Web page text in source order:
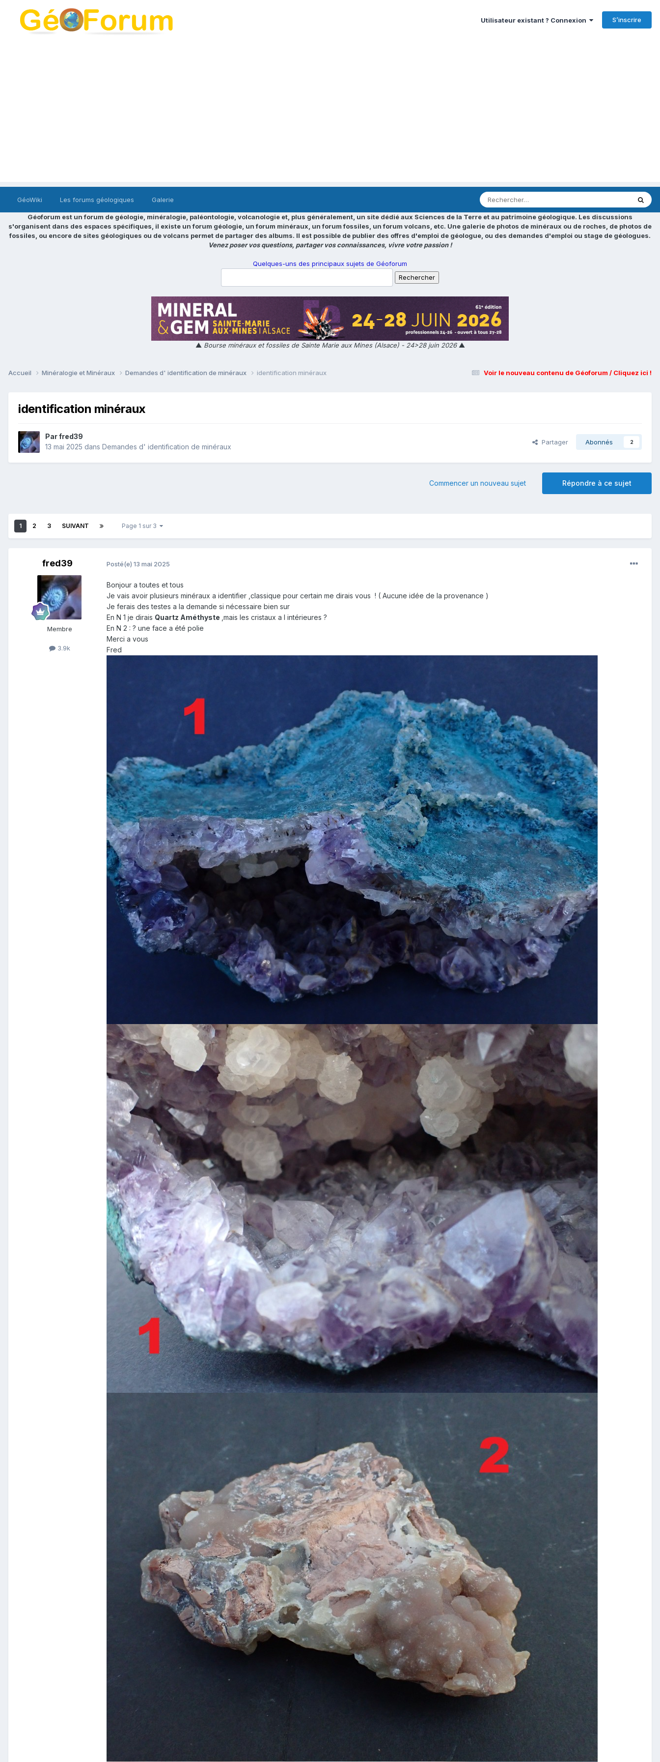
Utilisateur existant ? Connexion S’inscrire
GéoWiki Les forums géologiques Galerie
Géoforum est un forum de géologie, minéralogie, paléontologie, volcanologie et, plus généralement, un site dédié aux Sciences de la Terre et au patrimoine géologique. Les discussions
s'organisent dans des espaces spécifiques, il existe un forum géologie, un forum minéraux, un forum fossiles, un forum volcans, etc. Une galerie de photos de minéraux ou de roches, de photos de
fossiles, ou encore de sites géologiques ou de volcans permet de partager des albums. Il est possible de publier des offres d'emploi de géologue, ou des demandes d'emploi ou stage de géologues.
Venez poser vos questions, partager vos connaissances, vivre votre passion !
Quelques-uns des principaux sujets de Géoforum
▲ Bourse minéraux et fossiles de Sainte Marie aux Mines (Alsace) - 24>28 juin 2026▲
Voir le nouveau contenu de Géoforum / Cliquez ici !
Accueil Minéralogie et Minéraux Demandes d' identification de minéraux identification minéraux
identification minéraux
Parfred39
13 mai 2025 dans Demandes d' identification de minéraux
Partager Abonnés 2
Répondre à ce sujet
Commencer un nouveau sujet
1 2 3 SUIVANT Page 1 sur 3
fred39
Membre
3.9k
Posté(e) 13 mai 2025
Bonjour a toutes et tous
Je vais avoir plusieurs minéraux a identifier ,classique pour certain me dirais vous ! ( Aucune idée de la provenance )
Je ferais des testes a la demande si nécessaire bien sur
En N 1 je dirais Quartz Améthyste ,mais les cristaux a l intérieures ?
En N 2 : ? une face a été polie
Merci a vous
Fred